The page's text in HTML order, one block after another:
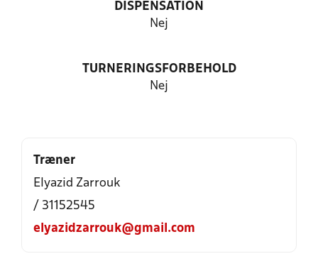
DISPENSATION
Nej
TURNERINGSFORBEHOLD
Nej
Træner
Elyazid Zarrouk
/ 31152545
elyazidzarrouk@gmail.com